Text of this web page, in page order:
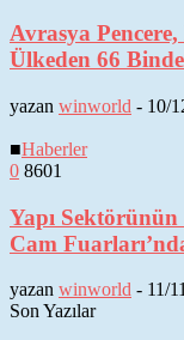
Avrasya
Ülkeden 66
yazan winworld - 10/
■Haberler
0 8601
Yapı Sektörünün
Cam
yazan winworld - 11/
Son Yazılar